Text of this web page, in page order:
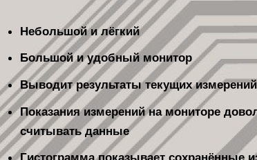
Небольшой и лёгкий
Большой и удобный монитор
Выводит результаты текущих
Показания измерений на мониторе
считывать данные